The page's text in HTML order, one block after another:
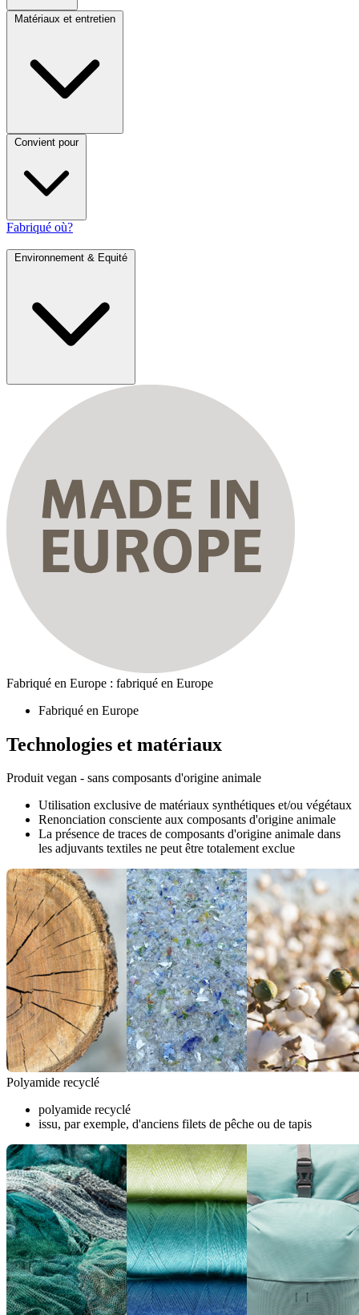
Matériaux et entretien
Convient pour
Fabriqué où?
Environnement & Equité
Fabriqué en Europe : fabriqué en Europe
Fabriqué en Europe
Technologies et matériaux
Produit vegan - sans composants d'origine animale
Utilisation exclusive de matériaux synthétiques et/ou végétaux
Renonciation consciente aux composants d'origine animale
La présence de traces de composants d'origine animale dans
les adjuvants textiles ne peut être totalement exclue
Polyamide recyclé
polyamide recyclé
issu, par exemple, d'anciens filets de pêche ou de tapis